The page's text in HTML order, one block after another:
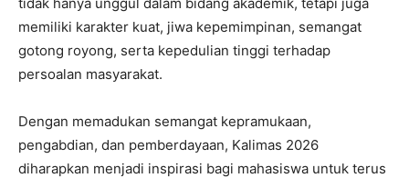
memiliki karakter kuat, jiwa kepemimpinan, semangat
gotong royong, serta kepedulian tinggi terhadap
persoalan masyarakat.
Dengan memadukan semangat kepramukaan,
pengabdian, dan pemberdayaan, Kalimas 2026
diharapkan menjadi inspirasi bagi mahasiswa untuk terus